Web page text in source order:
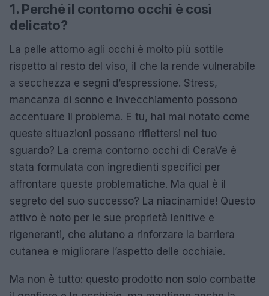
1. Perché il contorno occhi è così
delicato?
La pelle attorno agli occhi è molto più sottile
rispetto al resto del viso, il che la rende vulnerabile
a secchezza e segni d’espressione. Stress,
mancanza di sonno e invecchiamento possono
accentuare il problema. E tu, hai mai notato come
queste situazioni possano riflettersi nel tuo
sguardo? La crema contorno occhi di CeraVe è
stata formulata con ingredienti specifici per
affrontare queste problematiche. Ma qual è il
segreto del suo successo? La niacinamide! Questo
attivo è noto per le sue proprietà lenitive e
rigeneranti, che aiutano a rinforzare la barriera
cutanea e migliorare l’aspetto delle occhiaie.
Ma non è tutto: questo prodotto non solo combatte